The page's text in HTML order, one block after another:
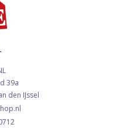
39a
den IJssel